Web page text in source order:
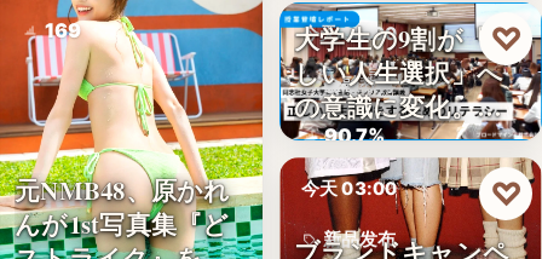
169
元NMB48、原かれ
んが1st写真集『ど
今天 03:00
金融教育
90.7%
大学生の9割が「正
しい人生選択」へ
の意識に変化。ブ
ロード…
♡
今天 03:00
新品发布
♡